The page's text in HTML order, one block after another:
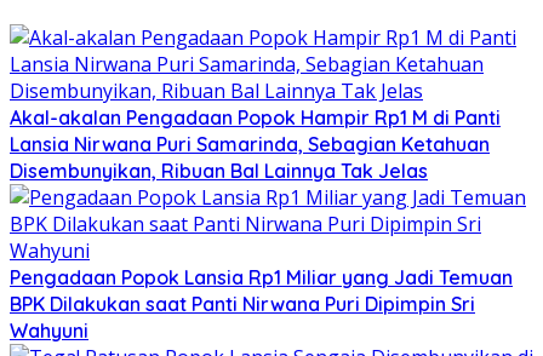
Akal-akalan Pengadaan Popok Hampir Rp1 M di Panti
Lansia Nirwana Puri Samarinda, Sebagian Ketahuan
Disembunyikan, Ribuan Bal Lainnya Tak Jelas
Pengadaan Popok Lansia Rp1 Miliar yang Jadi Temuan
BPK Dilakukan saat Panti Nirwana Puri Dipimpin Sri
Wahyuni